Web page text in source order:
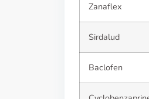
Zanaflex
Sirdalud
Baclofen